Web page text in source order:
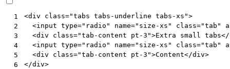
1
2
3
4
5
6
<div class="tabs tabs-underline tabs-xs">
<input type="radio" name="size-xs" class="tab"
<div class="tab-content pt-3">Extra small tabs</
<input type="radio" name="size-xs" class="tab"
<div class="tab-content pt-3">Content</div>
</div>